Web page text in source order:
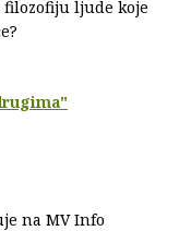
filozofiju ljude koje
na MV Info